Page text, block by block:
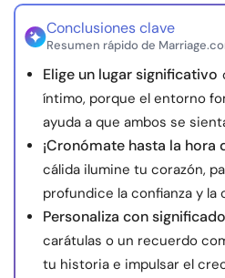
© Copyright 2026. Todos
Conclusiones clave
Resumen rápido de
Elige un lugar significativo
íntimo, porque el entorno
ayuda a que ambos se
¡Cronómate hasta la hora
cálida ilumine tu corazón,
profundice la confianza y la
Personaliza con significado
carátulas o un recuerdo
tu historia e impulsar el